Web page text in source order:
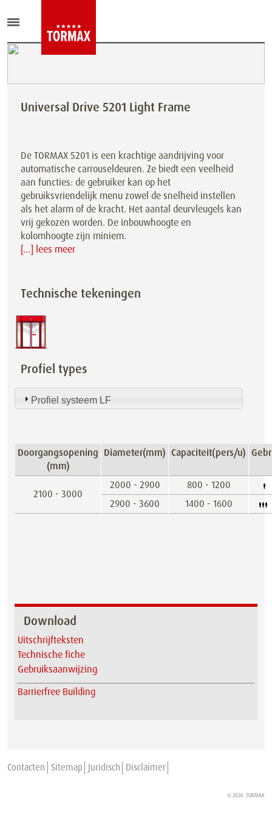
Universal Drive 5201 Light Frame
De TORMAX 5201 is een krachtige aandrijving voor
automatische carrouseldeuren. Ze biedt een veelheid
aan functies: de gebruiker kan op het
gebruiksvriendelijk menu zowel de snelheid instellen
als het alarm of de kracht. Het aantal deurvleugels kan
vrij gekozen worden. De inbouwhoogte en
kolomhoogte zijn miniem.
[...] lees meer
Technische tekeningen
Profiel types
Profiel systeem LF
Doorgangsopening
(mm)
Diameter(mm) Capaciteit(pers/u)
2100 - 3000
2000 - 2900
800 - 1200
2900 - 3600
1400 - 1600
Download
Uitschrijfteksten
Technische fiche
Gebruiksaanwijzing
Barrierfree Building
Contacten Sitemap Juridisch Disclaimer
© 2026 TORMAX